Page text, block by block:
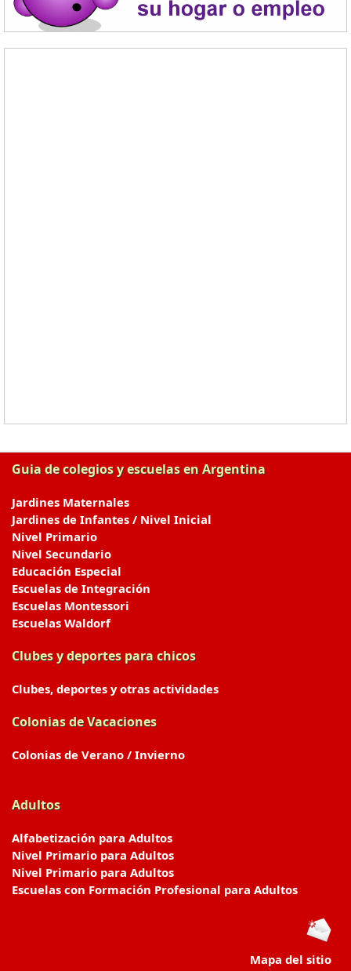
Guia de colegios y escuelas en Argentina
Jardines Maternales
Jardines de Infantes / Nivel Inicial
Nivel Primario
Nivel Secundario
Educación Especial
Escuelas de Integración
Escuelas Montessori
Escuelas Waldorf
Clubes y deportes para chicos
Clubes, deportes y otras actividades
Colonias de Vacaciones
Colonias de Verano / Invierno
Adultos
Alfabetización para Adultos
Nivel Primario para Adultos
Nivel Primario para Adultos
Escuelas con Formación Profesional para Adultos
Mapa del sitio